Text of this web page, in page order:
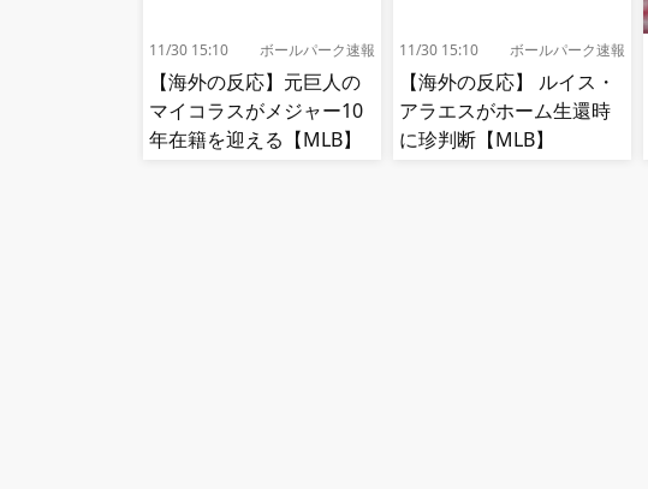
11/30 15:10 ボールパーク速報
【海外の反応】元巨人の
マイコラスがメジャー10
年在籍を迎える【MLB】
11/30 15:10 ボールパーク速報
【海外の反応】 ルイス・
アラエスがホーム生還時
に珍判断【MLB】